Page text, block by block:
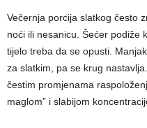
Večernja porcija slatkog često
noći ili nesanicu. Šećer podiže
tijelo treba da se opusti.
za slatkim, pa se krug
čestim promjenama
maglom” i slabijom